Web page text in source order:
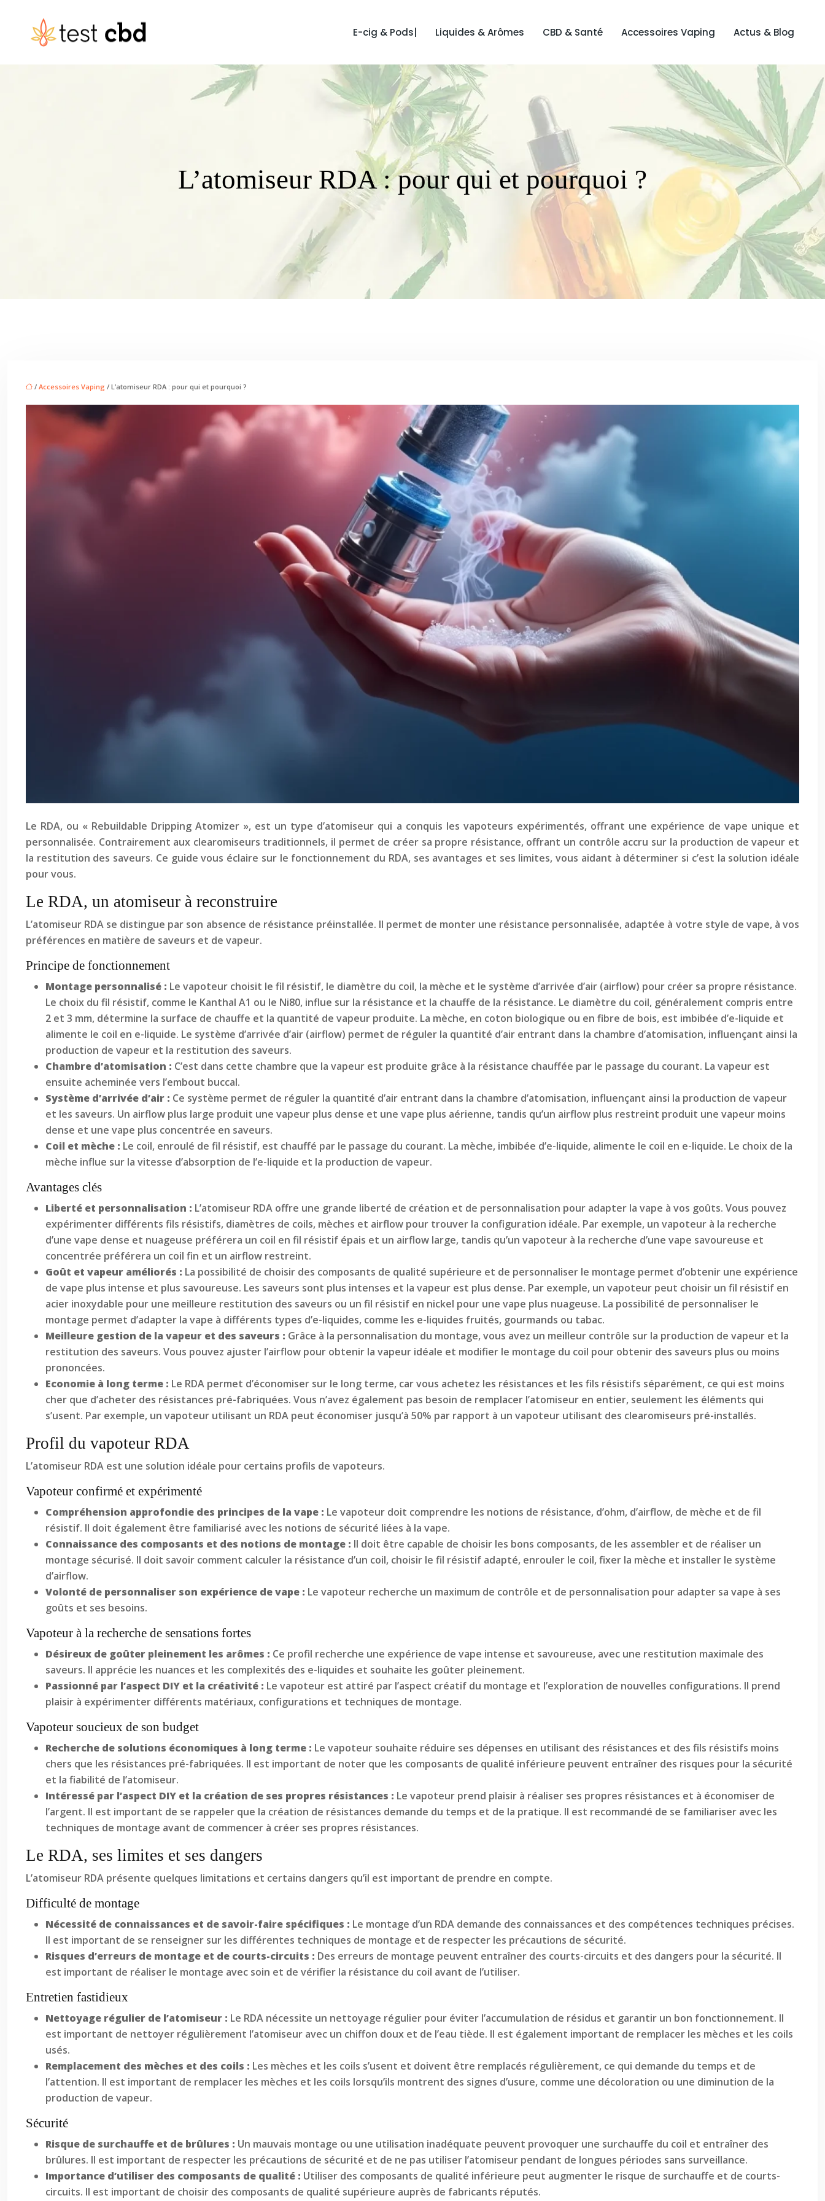
E-cig & Pods| Liquides & Arômes CBD & Santé Accessoires Vaping Actus & Blog
L’atomiseur RDA : pour qui et pourquoi ?
/ Accessoires Vaping / L’atomiseur RDA : pour qui et pourquoi ?
Le RDA, ou « Rebuildable Dripping Atomizer », est un type d’atomiseur qui a conquis les vapoteurs expérimentés, offrant une expérience de vape unique et
personnalisée. Contrairement aux clearomiseurs traditionnels, il permet de créer sa propre résistance, offrant un contrôle accru sur la production de vapeur et
la restitution des saveurs. Ce guide vous éclaire sur le fonctionnement du RDA, ses avantages et ses limites, vous aidant à déterminer si c’est la solution idéale
pour vous.
Le RDA, un atomiseur à reconstruire
L’atomiseur RDA se distingue par son absence de résistance préinstallée. Il permet de monter une résistance personnalisée, adaptée à votre style de vape, à vos
préférences en matière de saveurs et de vapeur.
Principe de fonctionnement
Montage personnalisé : Le vapoteur choisit le fil résistif, le diamètre du coil, la mèche et le système d’arrivée d’air (airflow) pour créer sa propre résistance.
Le choix du fil résistif, comme le Kanthal A1 ou le Ni80, influe sur la résistance et la chauffe de la résistance. Le diamètre du coil, généralement compris entre
2 et 3 mm, détermine la surface de chauffe et la quantité de vapeur produite. La mèche, en coton biologique ou en fibre de bois, est imbibée d’e-liquide et
alimente le coil en e-liquide. Le système d’arrivée d’air (airflow) permet de réguler la quantité d’air entrant dans la chambre d’atomisation, influençant ainsi la
production de vapeur et la restitution des saveurs.
Chambre d’atomisation : C’est dans cette chambre que la vapeur est produite grâce à la résistance chauffée par le passage du courant. La vapeur est
ensuite acheminée vers l’embout buccal.
Système d’arrivée d’air : Ce système permet de réguler la quantité d’air entrant dans la chambre d’atomisation, influençant ainsi la production de vapeur
et les saveurs. Un airflow plus large produit une vapeur plus dense et une vape plus aérienne, tandis qu’un airflow plus restreint produit une vapeur moins
dense et une vape plus concentrée en saveurs.
Coil et mèche : Le coil, enroulé de fil résistif, est chauffé par le passage du courant. La mèche, imbibée d’e-liquide, alimente le coil en e-liquide. Le choix de la
mèche influe sur la vitesse d’absorption de l’e-liquide et la production de vapeur.
Avantages clés
Liberté et personnalisation : L’atomiseur RDA offre une grande liberté de création et de personnalisation pour adapter la vape à vos goûts. Vous pouvez
expérimenter différents fils résistifs, diamètres de coils, mèches et airflow pour trouver la configuration idéale. Par exemple, un vapoteur à la recherche
d’une vape dense et nuageuse préférera un coil en fil résistif épais et un airflow large, tandis qu’un vapoteur à la recherche d’une vape savoureuse et
concentrée préférera un coil fin et un airflow restreint.
Goût et vapeur améliorés : La possibilité de choisir des composants de qualité supérieure et de personnaliser le montage permet d’obtenir une expérience
de vape plus intense et plus savoureuse. Les saveurs sont plus intenses et la vapeur est plus dense. Par exemple, un vapoteur peut choisir un fil résistif en
acier inoxydable pour une meilleure restitution des saveurs ou un fil résistif en nickel pour une vape plus nuageuse. La possibilité de personnaliser le
montage permet d’adapter la vape à différents types d’e-liquides, comme les e-liquides fruités, gourmands ou tabac.
Meilleure gestion de la vapeur et des saveurs : Grâce à la personnalisation du montage, vous avez un meilleur contrôle sur la production de vapeur et la
restitution des saveurs. Vous pouvez ajuster l’airflow pour obtenir la vapeur idéale et modifier le montage du coil pour obtenir des saveurs plus ou moins
prononcées.
Economie à long terme : Le RDA permet d’économiser sur le long terme, car vous achetez les résistances et les fils résistifs séparément, ce qui est moins
cher que d’acheter des résistances pré-fabriquées. Vous n’avez également pas besoin de remplacer l’atomiseur en entier, seulement les éléments qui
s’usent. Par exemple, un vapoteur utilisant un RDA peut économiser jusqu’à 50% par rapport à un vapoteur utilisant des clearomiseurs pré-installés.
Profil du vapoteur RDA
L’atomiseur RDA est une solution idéale pour certains profils de vapoteurs.
Vapoteur confirmé et expérimenté
Compréhension approfondie des principes de la vape : Le vapoteur doit comprendre les notions de résistance, d’ohm, d’airflow, de mèche et de fil
résistif. Il doit également être familiarisé avec les notions de sécurité liées à la vape.
Connaissance des composants et des notions de montage : Il doit être capable de choisir les bons composants, de les assembler et de réaliser un
montage sécurisé. Il doit savoir comment calculer la résistance d’un coil, choisir le fil résistif adapté, enrouler le coil, fixer la mèche et installer le système
d’airflow.
Volonté de personnaliser son expérience de vape : Le vapoteur recherche un maximum de contrôle et de personnalisation pour adapter sa vape à ses
goûts et ses besoins.
Vapoteur à la recherche de sensations fortes
Désireux de goûter pleinement les arômes : Ce profil recherche une expérience de vape intense et savoureuse, avec une restitution maximale des
saveurs. Il apprécie les nuances et les complexités des e-liquides et souhaite les goûter pleinement.
Passionné par l’aspect DIY et la créativité : Le vapoteur est attiré par l’aspect créatif du montage et l’exploration de nouvelles configurations. Il prend
plaisir à expérimenter différents matériaux, configurations et techniques de montage.
Vapoteur soucieux de son budget
Recherche de solutions économiques à long terme : Le vapoteur souhaite réduire ses dépenses en utilisant des résistances et des fils résistifs moins
chers que les résistances pré-fabriquées. Il est important de noter que les composants de qualité inférieure peuvent entraîner des risques pour la sécurité
et la fiabilité de l’atomiseur.
Intéressé par l’aspect DIY et la création de ses propres résistances : Le vapoteur prend plaisir à réaliser ses propres résistances et à économiser de
l’argent. Il est important de se rappeler que la création de résistances demande du temps et de la pratique. Il est recommandé de se familiariser avec les
techniques de montage avant de commencer à créer ses propres résistances.
Le RDA, ses limites et ses dangers
L’atomiseur RDA présente quelques limitations et certains dangers qu’il est important de prendre en compte.
Difficulté de montage
Nécessité de connaissances et de savoir-faire spécifiques : Le montage d’un RDA demande des connaissances et des compétences techniques précises.
Il est important de se renseigner sur les différentes techniques de montage et de respecter les précautions de sécurité.
Risques d’erreurs de montage et de courts-circuits : Des erreurs de montage peuvent entraîner des courts-circuits et des dangers pour la sécurité. Il
est important de réaliser le montage avec soin et de vérifier la résistance du coil avant de l’utiliser.
Entretien fastidieux
Nettoyage régulier de l’atomiseur : Le RDA nécessite un nettoyage régulier pour éviter l’accumulation de résidus et garantir un bon fonctionnement. Il
est important de nettoyer régulièrement l’atomiseur avec un chiffon doux et de l’eau tiède. Il est également important de remplacer les mèches et les coils
usés.
Remplacement des mèches et des coils : Les mèches et les coils s’usent et doivent être remplacés régulièrement, ce qui demande du temps et de
l’attention. Il est important de remplacer les mèches et les coils lorsqu’ils montrent des signes d’usure, comme une décoloration ou une diminution de la
production de vapeur.
Sécurité
Risque de surchauffe et de brûlures : Un mauvais montage ou une utilisation inadéquate peuvent provoquer une surchauffe du coil et entraîner des
brûlures. Il est important de respecter les précautions de sécurité et de ne pas utiliser l’atomiseur pendant de longues périodes sans surveillance.
Importance d’utiliser des composants de qualité : Utiliser des composants de qualité inférieure peut augmenter le risque de surchauffe et de courts-
circuits. Il est important de choisir des composants de qualité supérieure auprès de fabricants réputés.